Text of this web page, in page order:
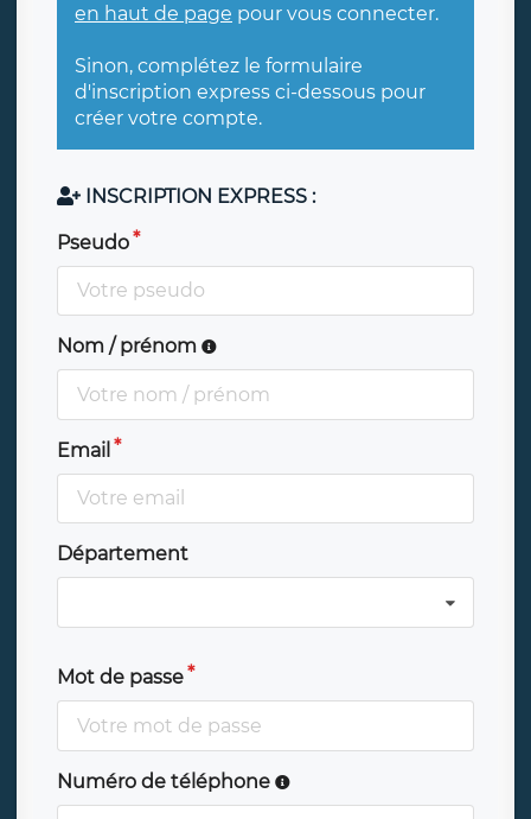
en haut de page pour vous connecter.
Sinon, complétez le formulaire
d'inscription express ci-dessous pour
créer votre compte.
INSCRIPTION EXPRESS :
Pseudo
Nom / prénom
Email
Département
Mot de passe
Numéro de téléphone